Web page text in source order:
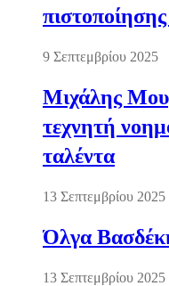
9 Σεπτεμβρίου 2025
Μιχάλης
τεχνητή
ταλέντα
13 Σεπτεμβρίου 2025
Όλγα
13 Σεπτεμβρίου 2025